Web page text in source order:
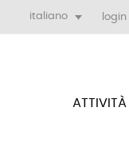
italiano login
ATTIVITÀ